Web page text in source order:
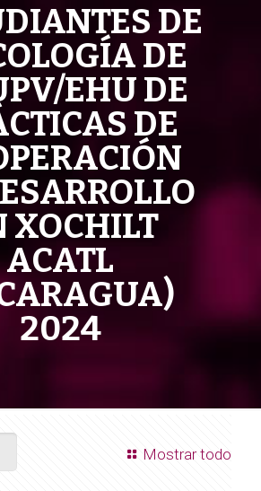
DE
DE
EHU DE
DE
XOCHILT
ACATL
2024
Mostrar todo